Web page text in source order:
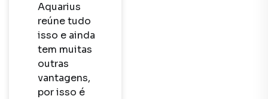
Aquarius
reúne tudo
isso e ainda
tem muitas
outras
vantagens,
por isso é